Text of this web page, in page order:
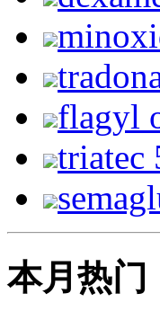
flagyl
triatec
本月热门